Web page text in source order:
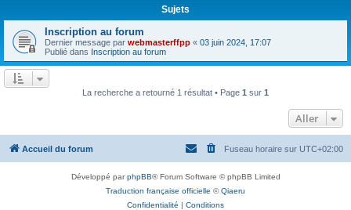
r
Sujets
Inscription au forum
Dernier message par webmasterffpp « 03 juin 2024, 17:07
Publié dans Inscription au forum
La recherche a retourné 1 résultat • Page 1 sur 1
Aller
Accueil du forum Fuseau horaire sur UTC+02:00
Développé parphpBB® Forum Software © phpBB Limited
Traduction française officielle ©Qiaeru
Confidentialité | Conditions